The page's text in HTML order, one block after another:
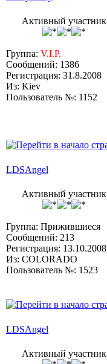
Активный участник
Группа: V.I.P.
Сообщений: 1386
Регистрация: 31.8.2008
Из: Kiev
Пользователь №: 1152
LDSAngel
Активный участник
Группа: Прижившиеся
Сообщений: 213
Регистрация: 13.10.2008
Из: COLORADO
Пользователь №: 1523
LDSAngel
Активный участник